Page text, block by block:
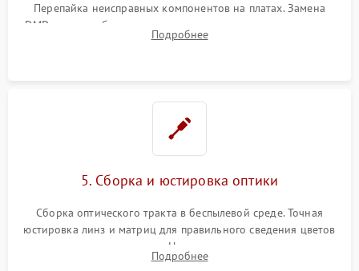
Перепайка неисправных компонентов на платах. Замена
DMD-чипа при битых пикселях, установка нового цветового
колеса или восстановление сгоревших поляризационных
Подробнее
5. Сборка и юстировка оптики
Сборка оптического тракта в беспылевой среде. Точная
юстировка линз и матриц для правильного сведения цветов
и устранения размытия. Надежное подключение всех
шлейфов, установка датчиков и закрытие корпуса
Подробнее